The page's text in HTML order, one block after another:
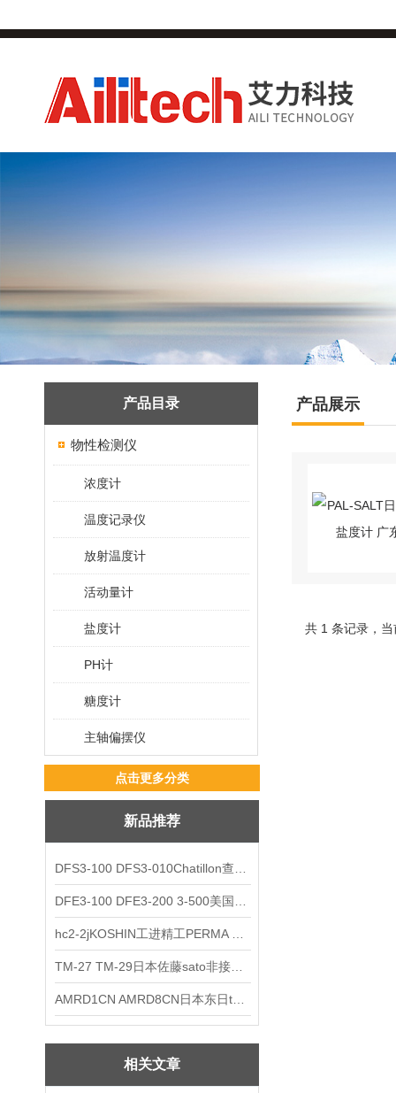
产品目录
物性检测仪
浓度计
温度记录仪
放射温度计
活动量计
盐度计
PH计
糖度计
主轴偏摆仪
点击更多分类
新品推荐
相关文章
产品展示
共 1 条记录，